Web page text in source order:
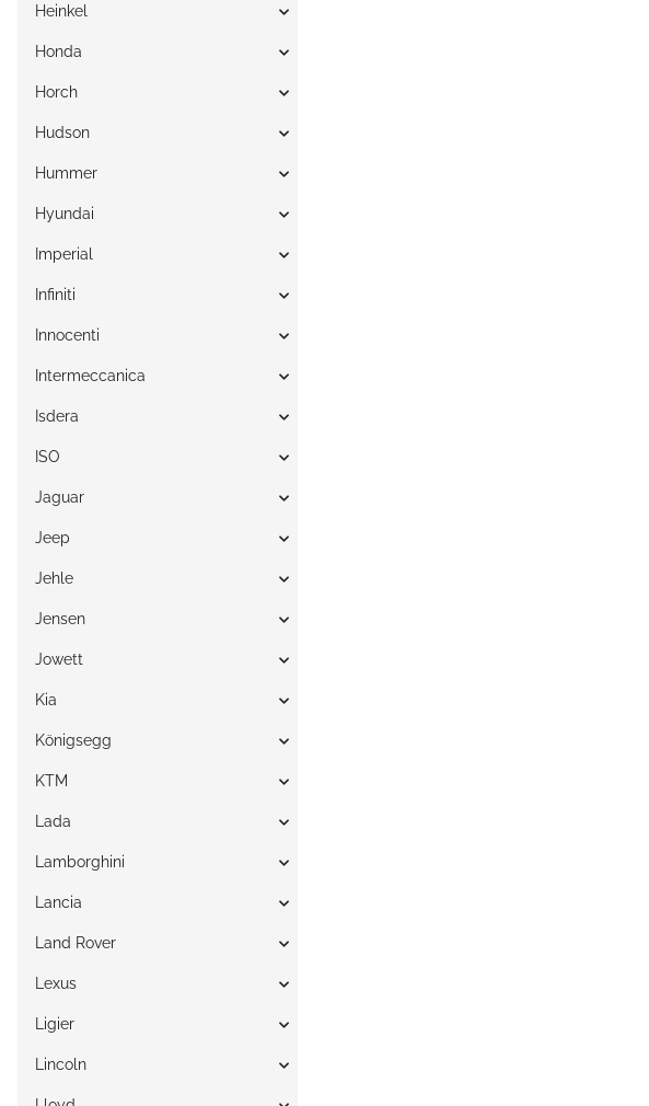
Heinkel
Honda
Horch
Hudson
Hummer
Hyundai
Imperial
Infiniti
Innocenti
Intermeccanica
Isdera
ISO
Jaguar
Jeep
Jehle
Jensen
Jowett
Kia
Königsegg
KTM
Lada
Lamborghini
Lancia
Land Rover
Lexus
Ligier
Lincoln